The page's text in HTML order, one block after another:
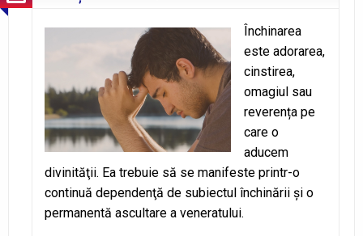
Închinarea
este adorarea,
cinstirea,
omagiul sau
reverența pe
care o
aducem
divinităţii. Ea trebuie să se manifeste printr-o
continuă dependenţă de subiectul închinării şi o
permanentă ascultare a veneratului.